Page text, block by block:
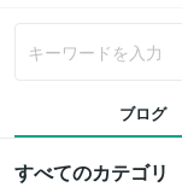
ブログ
すべてのカテゴリ